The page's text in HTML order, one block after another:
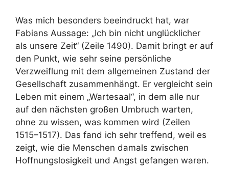
Was mich besonders beeindruckt hat, war
Fabians Aussage: „Ich bin nicht unglücklicher
als unsere Zeit“ (Zeile 1490). Damit bringt er auf
den Punkt, wie sehr seine persönliche
Verzweiflung mit dem allgemeinen Zustand der
Gesellschaft zusammenhängt. Er vergleicht sein
Leben mit einem „Wartesaal“, in dem alle nur
auf den nächsten großen Umbruch warten,
ohne zu wissen, was kommen wird (Zeilen
1515–1517). Das fand ich sehr treffend, weil es
zeigt, wie die Menschen damals zwischen
Hoffnungslosigkeit und Angst gefangen waren.